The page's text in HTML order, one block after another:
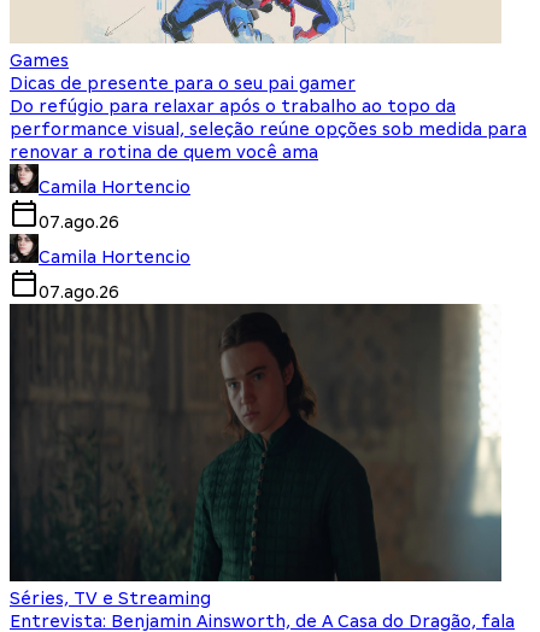
Games
Dicas de presente para o seu pai gamer
Do refúgio para relaxar após o trabalho ao topo da
performance visual, seleção reúne opções sob medida para
renovar a rotina de quem você ama
Camila Hortencio
07.ago.26
Camila Hortencio
07.ago.26
Séries, TV e Streaming
Entrevista: Benjamin Ainsworth, de A Casa do Dragão, fala